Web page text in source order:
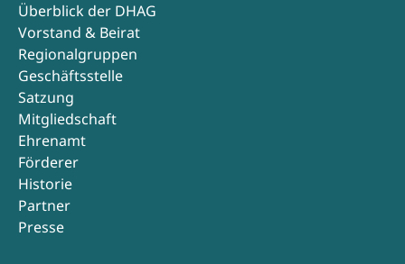
Überblick der DHAG
Vorstand & Beirat
Regionalgruppen
Geschäftsstelle
Satzung
Mitgliedschaft
Ehrenamt
Förderer
Historie
Partner
Presse